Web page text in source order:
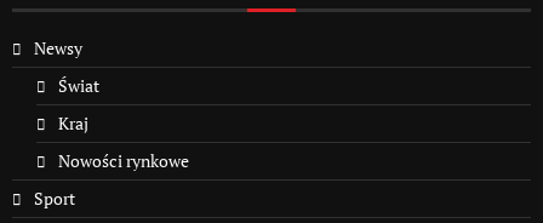
Newsy
Świat
Kraj
Nowości rynkowe
Sport